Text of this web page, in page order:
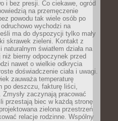
i bez presji. Co ciekawe, ogród
na przemęczenie
powodu tak wiele osób po
wychodzi na
ma do dyspozycji tylko mały
skrawek zieleni. Kontakt z
światłem działa na
niż bierny odpoczynek przed
nawet o wielkie odkrycia
doświadczenie ciała i uwagi.
zauważa temperaturę
po deszczu, fakturę liści,
Zmysły zaczynają pracować
przestają biec w każdą stronę
zielona przestrzeń
relacje rodzinne. Wspólny